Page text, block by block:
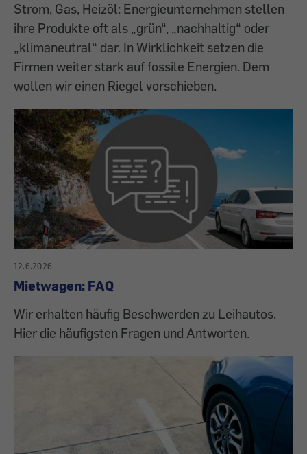
Strom, Gas, Heizöl: Energieunternehmen stellen
ihre Produkte oft als „grün“, „nachhaltig“ oder
„klimaneutral“ dar. In Wirklichkeit setzen die
Firmen weiter stark auf fossile Energien. Dem
wollen wir einen Riegel vorschieben.
12.6.2026
Mietwagen: FAQ
Wir erhalten häufig Beschwerden zu Leihautos.
Hier die häufigsten Fragen und Antworten.